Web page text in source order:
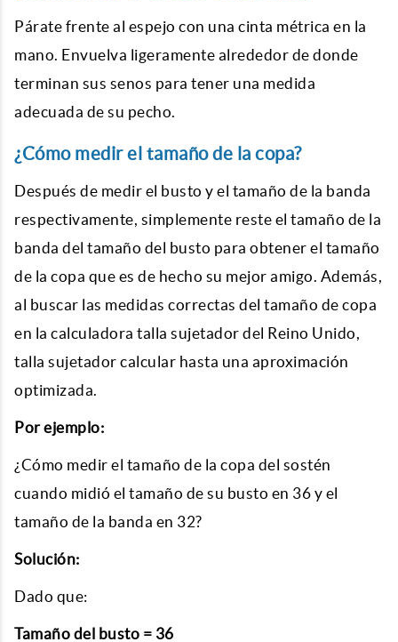
Párate frente al espejo con una cinta métrica en la
mano. Envuelva ligeramente alrededor de donde
terminan sus senos para tener una medida
adecuada de su pecho.
¿Cómo medir el tamaño de la copa?
Después de medir el busto y el tamaño de la banda
respectivamente, simplemente reste el tamaño de la
banda del tamaño del busto para obtener el tamaño
de la copa que es de hecho su mejor amigo. Además,
al buscar las medidas correctas del tamaño de copa
en la calculadora talla sujetador del Reino Unido,
talla sujetador calcular hasta una aproximación
optimizada.
Por ejemplo:
¿Cómo medir el tamaño de la copa del sostén
cuando midió el tamaño de su busto en 36 y el
tamaño de la banda en 32?
Solución:
Dado que:
Tamaño del busto = 36